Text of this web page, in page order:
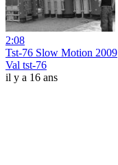
2:08
Tst-76 Slow Motion 2009
Val tst-76
il y a 16 ans